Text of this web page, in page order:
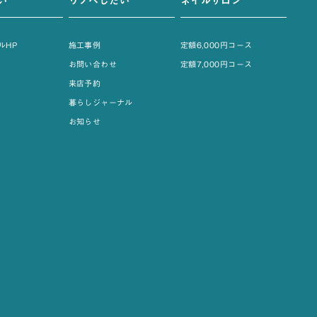
HP 施工事例
お問い合わせ
来店予約
暮らしジャーナル
お知らせ
定額6,000円コース
定額7,000円コース